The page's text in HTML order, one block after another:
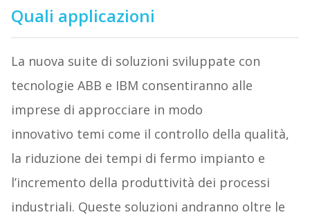
Quali applicazioni
La nuova suite di soluzioni sviluppate con
tecnologie ABB e IBM consentiranno alle
imprese di approcciare in modo
innovativo temi come il controllo della qualità,
la riduzione dei tempi di fermo impianto e
l’incremento della produttività dei processi
industriali. Queste soluzioni andranno oltre le